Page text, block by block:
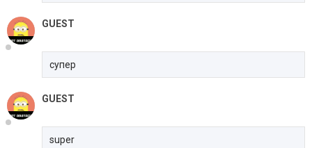
GUEST
супер
GUEST
super